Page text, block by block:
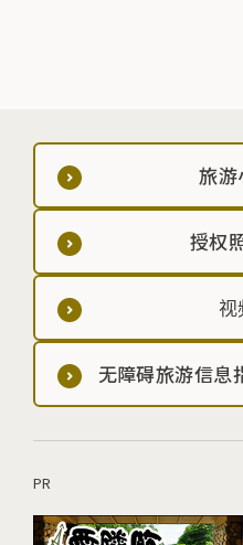
旅游
授权
无障碍旅游信息
PR